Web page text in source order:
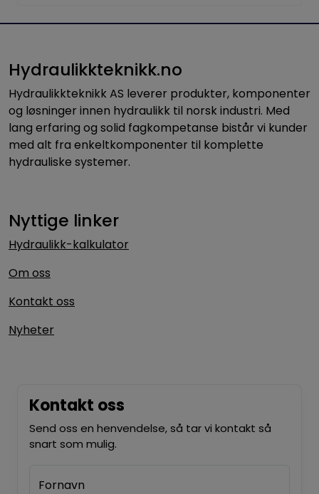
Hydraulikkteknikk.no
Hydraulikkteknikk AS leverer produkter, komponenter
og løsninger innen hydraulikk til norsk industri. Med
lang erfaring og solid fagkompetanse bistår vi kunder
med alt fra enkeltkomponenter til komplette
hydrauliske systemer.
Nyttige linker
Hydraulikk-kalkulator
Om oss
Kontakt oss
Nyheter
Kontakt oss
Send oss en henvendelse, så tar vi kontakt så
snart som mulig.
Fornavn